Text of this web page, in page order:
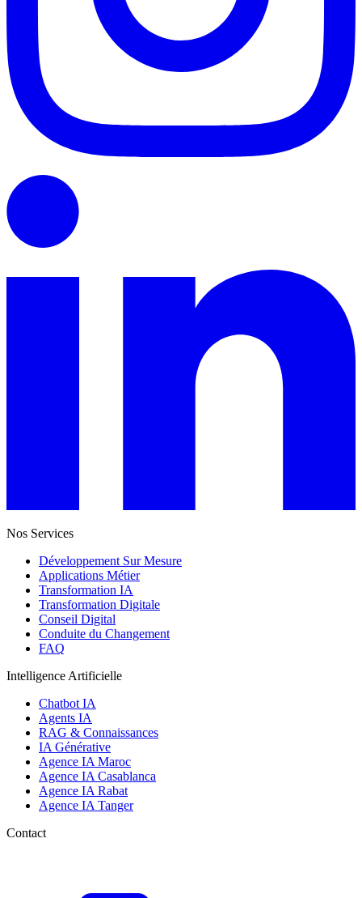
Nos Services
Développement Sur Mesure
Applications Métier
Transformation IA
Transformation Digitale
Conseil Digital
Conduite du Changement
FAQ
Intelligence Artificielle
Chatbot IA
Agents IA
RAG & Connaissances
IA Générative
Agence IA Maroc
Agence IA Casablanca
Agence IA Rabat
Agence IA Tanger
Contact